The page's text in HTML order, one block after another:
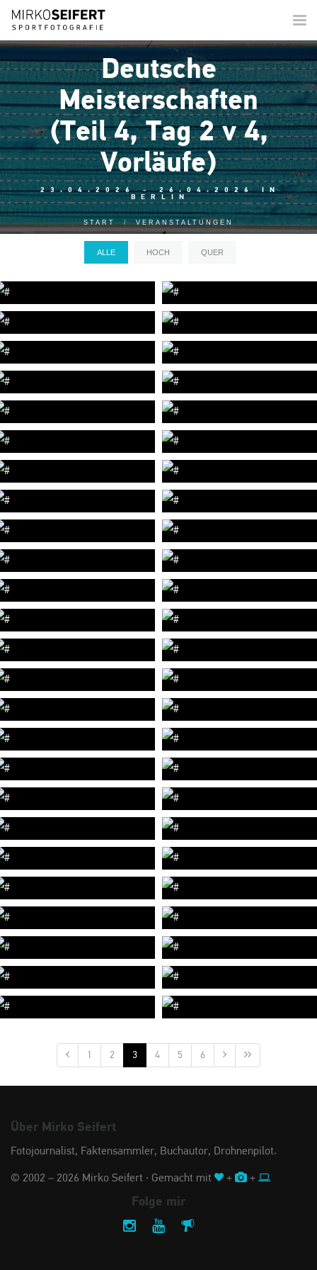
Deutsche
Meisterschaften
(Teil 4, Tag 2 v 4,
Vorläufe)
23.04.2026 - 26.04.2026 IN
BERLIN
START VERANSTALTUNGEN
ALLE HOCH QUER
1 2 3 4 5 6
Über Mirko Seifert
Fotojournalist, Faktensammler, Buchautor, Drohnenpilot.
© 2002 – 2026 Mirko Seifert · Gemacht mit + +
Folge mir